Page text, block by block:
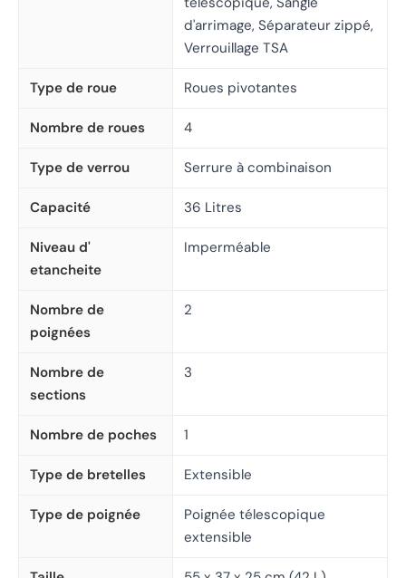
d'arrimage, Séparateur zippé,
Verrouillage TSA
Type de roue Roues pivotantes
Nombre de roues 4
Type de verrou Serrure à combinaison
Capacité 36 Litres
Niveau d'
etancheite
Imperméable
Nombre de
poignées
2
Nombre de
sections
3
Nombre de poches 1
Type de bretelles Extensible
Type de poignée
Poignée télescopique
extensible